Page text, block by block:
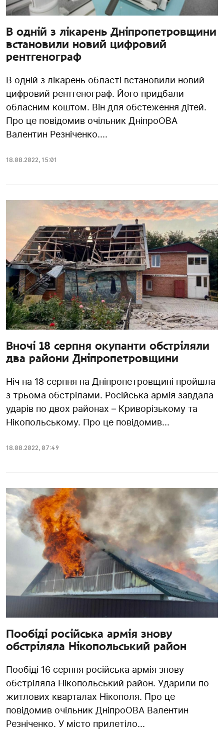
В одній з лікарень Дніпропетровщини
встановили новий цифровий
рентгенограф
В одній з лікарень області встановили новий
цифровий рентгенограф. Його придбали
обласним коштом. Він для обстеження дітей.
Про це повідомив очільник ДніпроОВА
Валентин Резніченко....
18.08.2022, 15:01
Вночі 18 серпня окупанти обстріляли
два райони Дніпропетровщини
Ніч на 18 серпня на Дніпропетровщині пройшла
з трьома обстрілами. Російська армія завдала
ударів по двох районах – Криворізькому та
Нікопольському. Про це повідомив...
18.08.2022, 07:49
Пообіді російська армія знову
обстріляла Нікопольський район
Пообіді 16 серпня російська армія знову
обстріляла Нікопольський район. Ударили по
житлових кварталах Нікополя. Про це
повідомив очільник ДніпроОВА Валентин
Резніченко. У місто прилетіло...